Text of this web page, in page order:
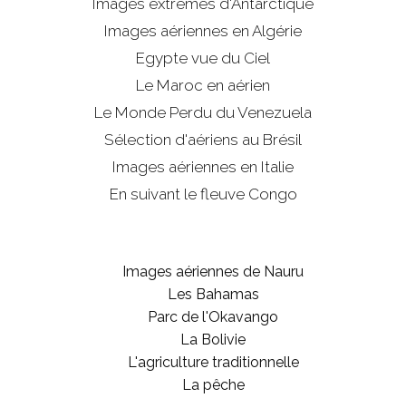
Images aériennes en Algérie
Egypte vue du Ciel
Le Maroc en aérien
Le Monde Perdu du Venezuela
Sélection d'aériens au Brésil
Images aériennes en Italie
En suivant le fleuve Congo
Images aériennes de Nauru
Les Bahamas
Parc de l'Okavango
La Bolivie
L'agriculture traditionnelle
La pêche